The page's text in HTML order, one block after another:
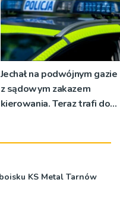
Jechał na podwójnym gazie
z sądowym zakazem
kierowania. Teraz trafi do
KS Metal Tarnów